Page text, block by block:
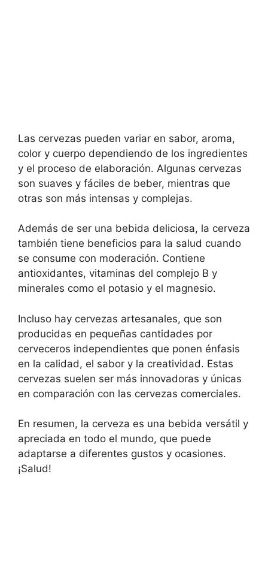
Las cervezas pueden variar en sabor, aroma,
color y cuerpo dependiendo de los ingredientes
y el proceso de elaboración. Algunas cervezas
son suaves y fáciles de beber, mientras que
otras son más intensas y complejas.
Además de ser una bebida deliciosa, la cerveza
también tiene beneficios para la salud cuando
se consume con moderación. Contiene
antioxidantes, vitaminas del complejo B y
minerales como el potasio y el magnesio.
Incluso hay cervezas artesanales, que son
producidas en pequeñas cantidades por
cerveceros independientes que ponen énfasis
en la calidad, el sabor y la creatividad. Estas
cervezas suelen ser más innovadoras y únicas
en comparación con las cervezas comerciales.
En resumen, la cerveza es una bebida versátil y
apreciada en todo el mundo, que puede
adaptarse a diferentes gustos y ocasiones.
¡Salud!